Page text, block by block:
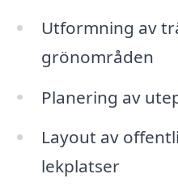
Utformning av
grönområden
Planering av
Layout av
lekplatser